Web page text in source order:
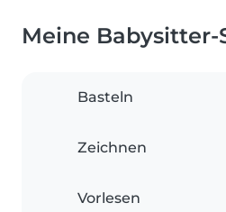
Meine
Basteln
Zeichnen
Vorlesen